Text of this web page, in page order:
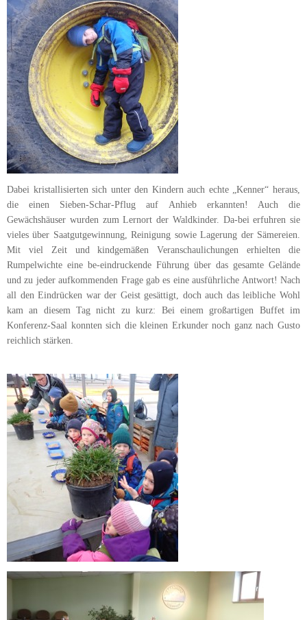
Dabei kristallisierten sich unter den Kindern auch echte „Kenner“ heraus,
die einen Sieben-Schar-Pflug auf Anhieb erkannten! Auch die
Gewächshäuser wurden zum Lernort der Waldkinder. Da-bei erfuhren sie
vieles über Saatgutgewinnung, Reinigung sowie Lagerung der Sämereien.
Mit viel Zeit und kindgemäßen Veranschaulichungen erhielten die
Rumpelwichte eine be-eindruckende Führung über das gesamte Gelände
und zu jeder aufkommenden Frage gab es eine ausführliche Antwort! Nach
all den Eindrücken war der Geist gesättigt, doch auch das leibliche Wohl
kam an diesem Tag nicht zu kurz: Bei einem großartigen Buffet im
Konferenz-Saal konnten sich die kleinen Erkunder noch ganz nach Gusto
reichlich stärken.